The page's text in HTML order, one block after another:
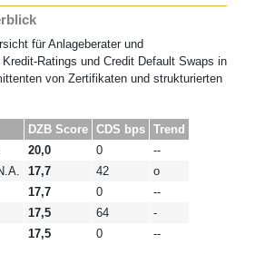
für Anlageberater und
Ratings und Credit Default Swaps in
von Zertifikaten und strukturierten
DZB Score CDS bps Trend
20,0 0
--
17,7 42
o
17,7 0
--
17,5 64
-
17,5 0 --